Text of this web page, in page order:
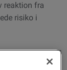
reaktion fra
risiko i